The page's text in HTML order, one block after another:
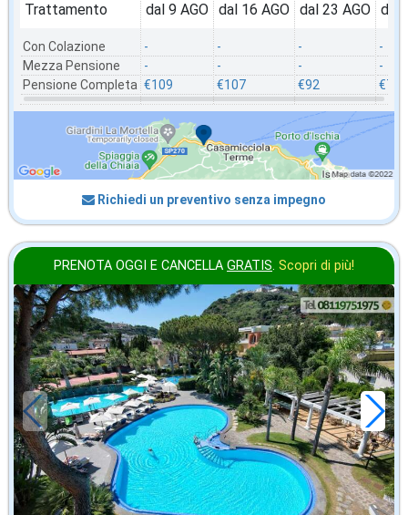
Trattamento
Con Colazione
Mezza Pensione
Pensione Completa
dal 9 AGO
-
-
€109
dal 16 AGO
-
-
€107
dal 23 AGO
-
-
€92
dal
-
-
€78
Richiedi un preventivo senza impegno
PRENOTA OGGI E CANCELLA GRATIS. Scopri di più!
2026 FERRAGOSTO
in offerta da
€184,86
a notte